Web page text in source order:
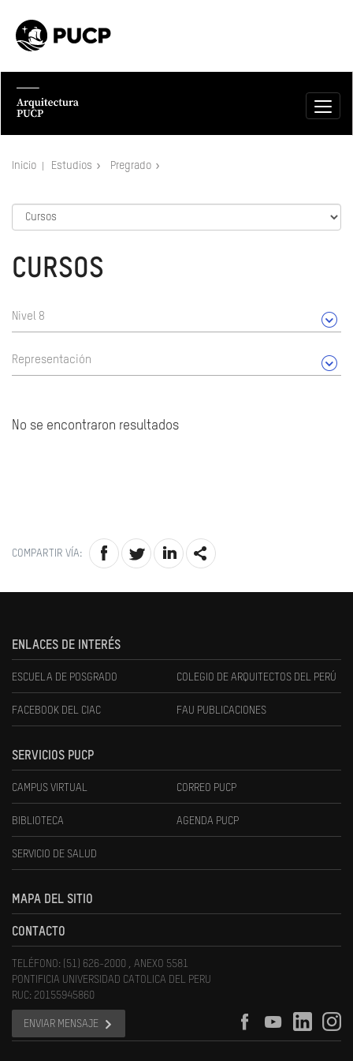
Inicio Estudios Pregrado
CURSOS
Nivel 8
Representación
No se encontraron resultados
COMPARTIR VÍA:
ENLACES DE INTERÉS
ESCUELA DE POSGRADO COLEGIO DE ARQUITECTOS DEL PERÚ
FACEBOOK DEL CIAC FAU PUBLICACIONES
SERVICIOS PUCP
CAMPUS VIRTUAL CORREO PUCP
BIBLIOTECA AGENDA PUCP
SERVICIO DE SALUD
MAPA DEL SITIO
CONTACTO
TELÉFONO: (51) 626-2000 , ANEXO 5581
PONTIFICIA UNIVERSIDAD CATOLICA DEL PERU
RUC: 20155945860
ENVIAR MENSAJE